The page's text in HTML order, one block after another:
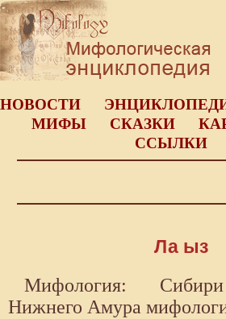
НОВОСТИ
МИФЫ
СКАЗКИ
ССЫЛКИ
Ла ыз
Мифология:
Нижнего Амура